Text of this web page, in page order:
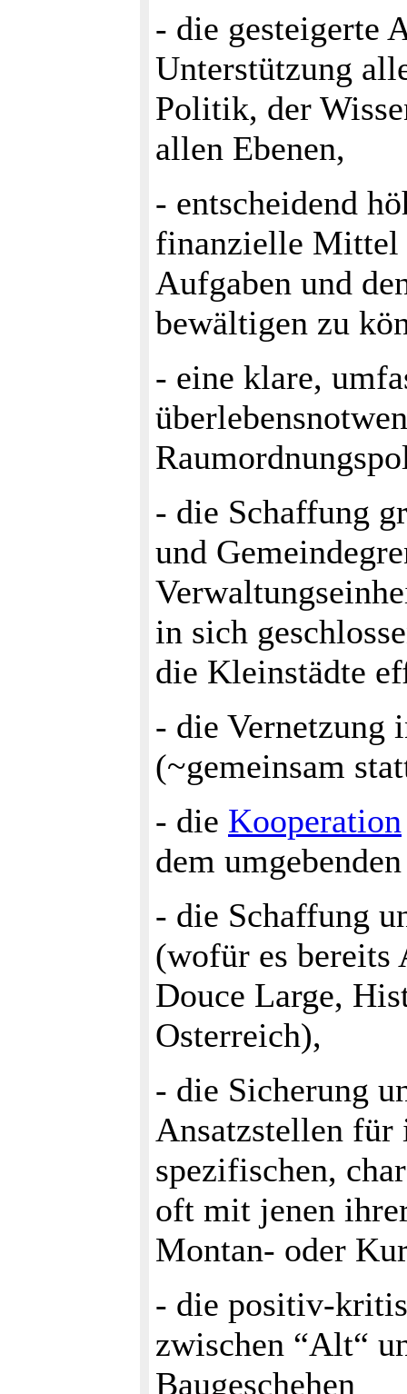
- die gesteigerte
Unterstützung
Politik, der
allen Ebenen,
- entscheidend
finanzielle Mittel
Aufgaben und
bewältigen zu
- eine klare,
- die Schaffung
und
in sich
die Kleinstädte
- die Vernetzung
(~gemeinsam
- die Kooperation
dem
- die Schaffung
(wofür es
Douce Large,
Osterreich),
- die Sicherung
Ansatzstellen
spezifischen,
oft mit jenen
Montan- oder
- die positiv-
zwischen “Alt“
Baugeschehen